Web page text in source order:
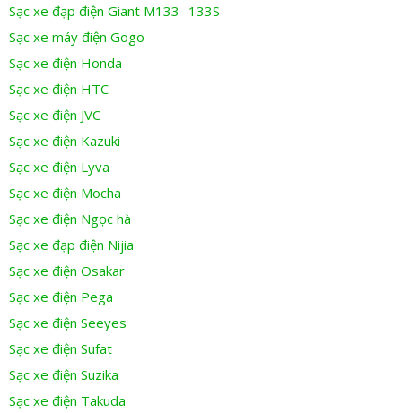
Sạc xe đạp điện Giant M133- 133S
Sạc xe máy điện Gogo
Sạc xe điện Honda
Sạc xe điện HTC
Sạc xe điện JVC
Sạc xe điện Kazuki
Sạc xe điện Lyva
Sạc xe điện Mocha
Sạc xe điện Ngọc hà
Sạc xe đạp điện Nijia
Sạc xe điện Osakar
Sạc xe điện Pega
Sạc xe điện Seeyes
Sạc xe điện Sufat
Sạc xe điện Suzika
Sạc xe điện Takuda